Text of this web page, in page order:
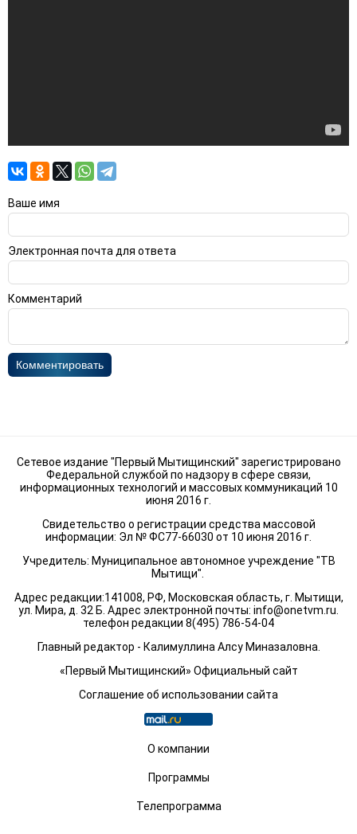
Ваше имя
Электронная почта для ответа
Комментарий
Комментировать
Сетевое издание "Первый Мытищинский" зарегистрировано
Федеральной службой по надзору в сфере связи,
информационных технологий и массовых коммуникаций 10
июня 2016 г.
Свидетельство о регистрации средства массовой
информации: Эл № ФС77-66030 от 10 июня 2016 г.
Учредитель: Муниципальное автономное учреждение "ТВ
Мытищи".
Адрес редакции:141008, РФ, Московская область, г. Мытищи,
ул. Мира, д. 32 Б. Адрес электронной почты: info@onetvm.ru
телефон редакции 8(495) 786-54-04
Главный редактор - Калимуллина Алсу Миназаловна.
«Первый Мытищинский» Официальный сайт
Соглашение об использовании сайта
О компании
Программы
Телепрограмма